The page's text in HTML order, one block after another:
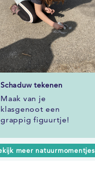
Schaduw tekenen
Maak van je
klasgenoot een
grappig figuurtje!
meer natuurmomentjes